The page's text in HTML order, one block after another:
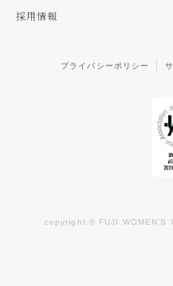
採用情報
プライバシーポリシー
copyright © FUJI WOMEN’S